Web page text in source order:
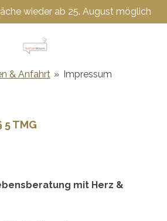
wieder ab 25. August möglich
& Anfahrt » Impressum
5 TMG
mit Herz &